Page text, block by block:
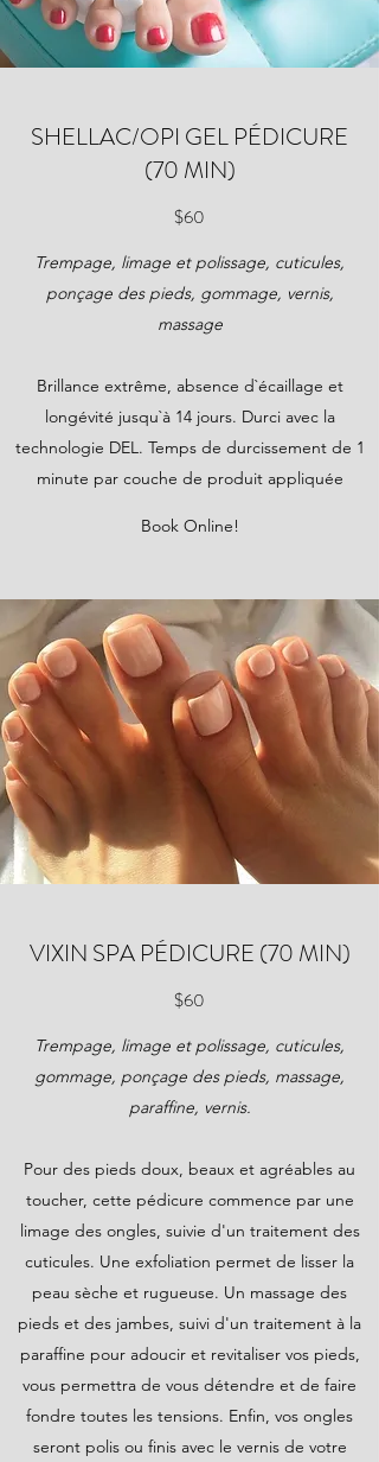
SHELLAC/OPI GEL PÉDICURE
(70 MIN)
$60
Trempage, limage et polissage, cuticules,
ponçage des pieds, gommage, vernis,
massage
Brillance extrême, absence d`écaillage et
longévité jusqu`à 14 jours. Durci avec la
technologie DEL. Temps de durcissement de 1
minute par couche de produit appliquée
Book Online!
VIXIN SPA PÉDICURE (70 MIN)
$60
Trempage, limage et polissage, cuticules,
gommage, ponçage des pieds, massage,
paraffine, vernis.
Pour des pieds doux, beaux et agréables au
toucher, cette pédicure commence par une
limage des ongles, suivie d'un traitement des
cuticules. Une exfoliation permet de lisser la
peau sèche et rugueuse. Un massage des
pieds et des jambes, suivi d'un traitement à la
paraffine pour adoucir et revitaliser vos pieds,
vous permettra de vous détendre et de faire
fondre toutes les tensions. Enfin, vos ongles
seront polis ou finis avec le vernis de votre